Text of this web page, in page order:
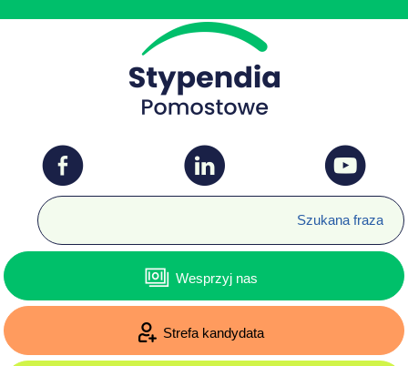
Wesprzyj nas
Strefa kandydata